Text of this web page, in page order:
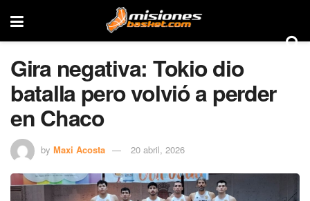
Gira negativa: Tokio dio
batalla pero volvió a perder
en Chaco
by Maxi Acosta 20 abril, 2026